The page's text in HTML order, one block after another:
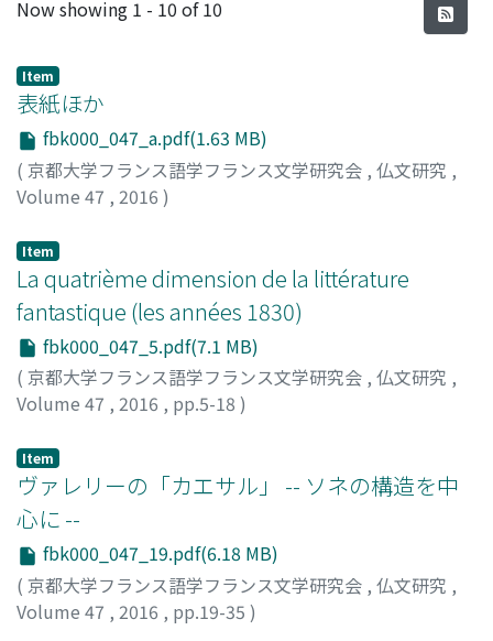
Now showing 1 - 10 of 10
Item
表紙ほか
fbk000_047_a.pdf(1.63 MB)
( 京都大学フランス語学フランス文学研究会 , 仏文研究 ,
Volume 47 , 2016 )
Item
La quatrième dimension de la littérature
fantastique (les années 1830)
fbk000_047_5.pdf(7.1 MB)
( 京都大学フランス語学フランス文学研究会 , 仏文研究 ,
Volume 47 , 2016 , pp.5-18 )
Item
ヴァレリーの「カエサル」 -- ソネの構造を中
心に --
fbk000_047_19.pdf(6.18 MB)
( 京都大学フランス語学フランス文学研究会 , 仏文研究 ,
Volume 47 , 2016 , pp.19-35 )